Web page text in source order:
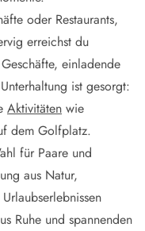
oder Restaurants,
erreichst du
einladende
ist gesorgt:
Aktivitäten wie
dem Golfplatz.
für Paare und
aus Natur,
Ruhe und spannenden